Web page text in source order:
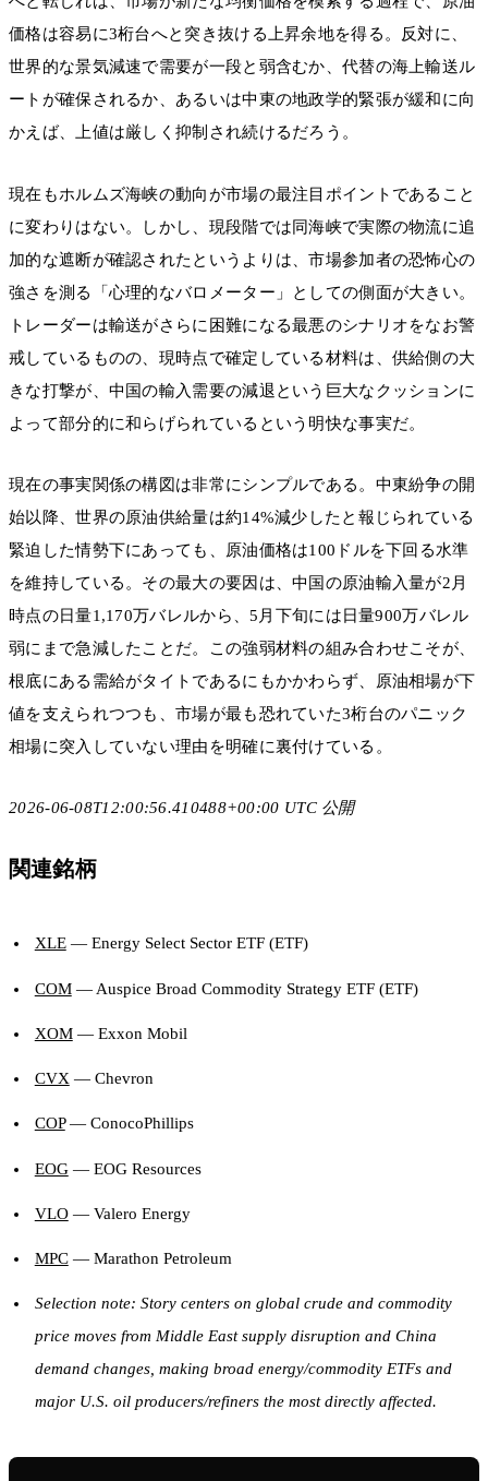
価格は容易に3桁台へと突き抜ける上昇余地を得る。反対に、
世界的な景気減速で需要が一段と弱含むか、代替の海上輸送ル
ートが確保されるか、あるいは中東の地政学的緊張が緩和に向
かえば、上値は厳しく抑制され続けるだろう。
現在もホルムズ海峡の動向が市場の最注目ポイントであること
に変わりはない。しかし、現段階では同海峡で実際の物流に追
加的な遮断が確認されたというよりは、市場参加者の恐怖心の
強さを測る「心理的なバロメーター」としての側面が大きい。
トレーダーは輸送がさらに困難になる最悪のシナリオをなお警
戒しているものの、現時点で確定している材料は、供給側の大
きな打撃が、中国の輸入需要の減退という巨大なクッションに
よって部分的に和らげられているという明快な事実だ。
現在の事実関係の構図は非常にシンプルである。中東紛争の開
始以降、世界の原油供給量は約14%減少したと報じられている
緊迫した情勢下にあっても、原油価格は100ドルを下回る水準
を維持している。その最大の要因は、中国の原油輸入量が2月
時点の日量1,170万バレルから、5月下旬には日量900万バレル
弱にまで急減したことだ。この強弱材料の組み合わせこそが、
根底にある需給がタイトであるにもかかわらず、原油相場が下
値を支えられつつも、市場が最も恐れていた3桁台のパニック
相場に突入していない理由を明確に裏付けている。
2026-06-08T12:00:56.410488+00:00 UTC 公開
関連銘柄
XLE— Energy Select Sector ETF (ETF)
COM— Auspice Broad Commodity Strategy ETF (ETF)
XOM— Exxon Mobil
CVX — Chevron
COP— ConocoPhillips
EOG— EOG Resources
VLO— Valero Energy
MPC— Marathon Petroleum
Selection note: Story centers on global crude and commodity
price moves from Middle East supply disruption and China
demand changes, making broad energy/commodity ETFs and
major U.S. oil producers/refiners the most directly affected.